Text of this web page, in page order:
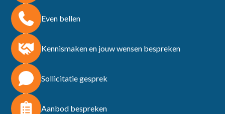
Even bellen
Kennismaken en jouw wensen bespreken
Sollicitatie gesprek
Aanbod bespreken